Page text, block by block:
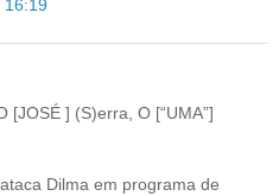
16:19
[JOSÉ ] (S)erra, O [“UMA”]
Dilma em programa de